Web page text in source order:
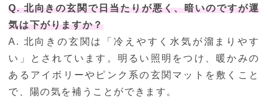
Q. 北向きの玄関で日当たりが悪く、暗いのですが運
気は下がりますか？
A. 北向きの玄関は「冷えやすく水気が溜まりやす
い」とされています。明るい照明をつけ、暖かみの
あるアイボリーやピンク系の玄関マットを敷くこと
で、陽の気を補うことができます。